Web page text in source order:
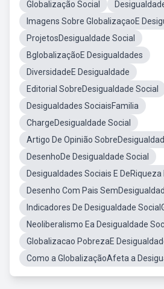
Globalização Social
Imagens Sobre GlobalizaçaoE
ProjetosDesigualdade Social
BglobalizaçãoE Desigualdades
DiversidadeE Desigualdade
Editorial SobreDesigualdade Social
Desigualdades SociaisFamilia
ChargeDesigualdade Social
Artigo De Opinião
DesenhoDe Desigualdade Social
Desigualdades Sociais E DeRiqueza
Desenho Com Pais
Indicadores De Desigualdade
Neoliberalismo Ea Desigualdade
Globalizacao PobrezaE
Como a GlobalizaçãoAfeta a